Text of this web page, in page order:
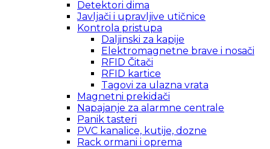
Detektori dima
Javljači i upravljive utičnice
Kontrola pristupa
Daljinski za kapije
Elektromagnetne brave i nosači
RFID Čitači
RFID kartice
Tagovi za ulazna vrata
Magnetni prekidači
Napajanje za alarmne centrale
Panik tasteri
PVC kanalice, kutije, dozne
Rack ormani i oprema